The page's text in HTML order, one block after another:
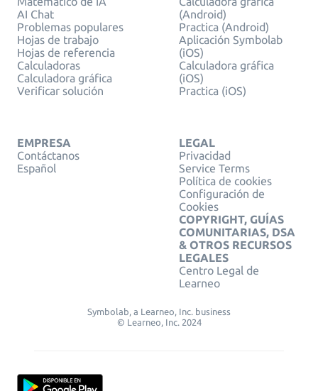
AI Chat
Problemas populares
Hojas de trabajo
Hojas de referencia
Calculadoras
Calculadora gráfica
Verificar solución
(Android)
Practica (Android)
Aplicación Symbolab
(iOS)
Calculadora gráfica
(iOS)
Practica (iOS)
EMPRESA
Contáctanos
Español
LEGAL
Privacidad
Service Terms
Política de cookies
Configuración de
Cookies
COPYRIGHT, GUÍAS
COMUNITARIAS, DSA
& OTROS RECURSOS
LEGALES
Centro Legal de
Learneo
Symbolab, a Learneo, Inc. business
© Learneo, Inc. 2024